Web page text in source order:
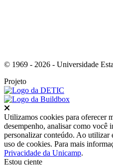
© 1969 - 2026 - Universidade
Projeto
Utilizamos cookies para oferecer
desempenho, analisar como você
personalizar conteúdo. Ao utilizar
uso de cookies. Para mais
Privacidade da Unicamp.
Estou ciente